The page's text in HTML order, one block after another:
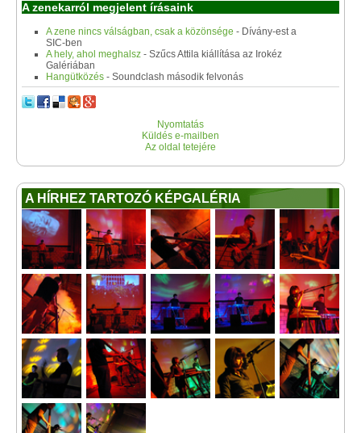
A zenekarról megjelent írásaink
A zene nincs válságban, csak a közönsége - Dívány-est a
SIC-ben
A hely, ahol meghalsz - Szűcs Attila kiállítása az Irokéz
Galériában
Hangütközés - Soundclash második felvonás
Nyomtatás
Küldés e-mailben
Az oldal tetejére
A HÍRHEZ TARTOZÓ KÉPGALÉRIA